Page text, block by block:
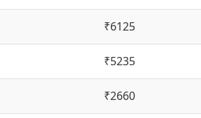
₹6125
₹5235
₹2660